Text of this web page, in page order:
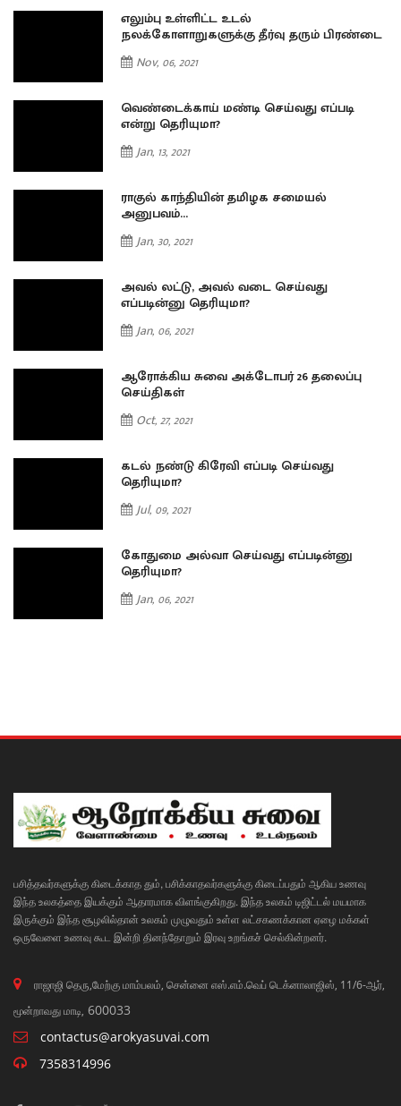
எலும்பு உள்ளிட்ட உடல்
நலக்கோளாறுகளுக்கு தீர்வு தரும் பிரண்டை
Nov, 06, 2021
வெண்டைக்காய் மண்டி செய்வது எப்படி
என்று தெரியுமா?
Jan, 13, 2021
ராகுல் காந்தியின் தமிழக சமையல்
அனுபவம்...
Jan, 30, 2021
அவல் லட்டு, அவல் வடை செய்வது
எப்படின்னு தெரியுமா?
Jan, 06, 2021
ஆரோக்கிய சுவை அக்டோபர் 26 தலைப்பு
செய்திகள்
Oct, 27, 2021
கடல் நண்டு கிரேவி எப்படி செய்வது
தெரியுமா?
Jul, 09, 2021
கோதுமை அல்வா செய்வது எப்படின்னு
தெரியுமா?
Jan, 06, 2021
பசித்தவர்களுக்கு கிடைக்காத தும், பசிக்காதவர்களுக்கு கிடைப்பதும் ஆகிய உணவு
இந்த உலகத்தை இயக்கும் ஆதாரமாக விளங்குகிறது. இந்த உலகம் டிஜிட்டல் மயமாக
இருக்கும் இந்த சூழலில்தான் உலகம் முழுவதும் உள்ள லட்சகணக்கான ஏழை மக்கள்
ஒருவேளை உணவு கூட இன்றி தினந்தோறும் இரவு உறங்கச் செல்கின்றனர்.
ராஜாஜி தெரு,மேற்கு மாம்பலம், சென்னை எஸ்.எம்.வெப் டெக்னாலாஜிஸ், 11/6-ஆர்,
மூன்றாவது மாடி, 600033
contactus@arokyasuvai.com
7358314996